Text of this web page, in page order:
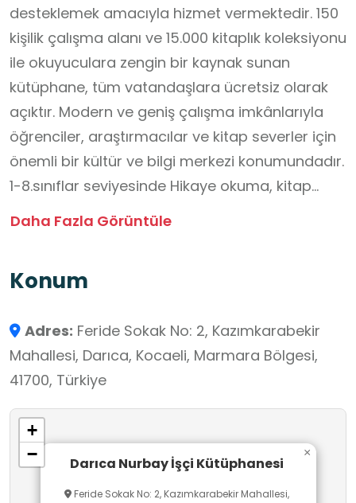
desteklemek amacıyla hizmet vermektedir. 150
kişilik çalışma alanı ve 15.000 kitaplık koleksiyonu
ile okuyuculara zengin bir kaynak sunan
kütüphane, tüm vatandaşlara ücretsiz olarak
açıktır. Modern ve geniş çalışma imkânlarıyla
öğrenciler, araştırmacılar ve kitap severler için
önemli bir kültür ve bilgi merkezi konumundadır.
1-8.sınıflar seviyesinde Hikaye okuma, kitap
tanıtımı, sessiz okuma, yazar tanıtımı; Kültürel
mekandır.
Daha Fazla Görüntüle
Konum
Adres: Feride Sokak No: 2, Kazımkarabekir
Mahallesi, Darıca, Kocaeli, Marmara Bölgesi,
41700, Türkiye
Darıca Nurbay İşçi Kütüphanesi
Feride Sokak No: 2, Kazımkarabekir Mahallesi,
×
+
−